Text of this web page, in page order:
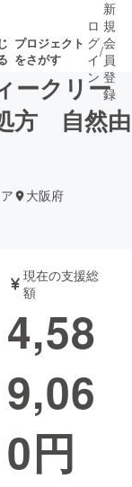
プロジェクト
をさがす
近いプ
書籍・雑誌
チャレンジ
ロ
グ
イ
ン
/
新
規
会
員
登
録
ークリー
方 自然由
大阪府
現在の支援総
額
4,58
9,06
0円